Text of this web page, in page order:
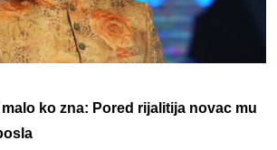
malo ko zna: Pored rijalitija novac mu